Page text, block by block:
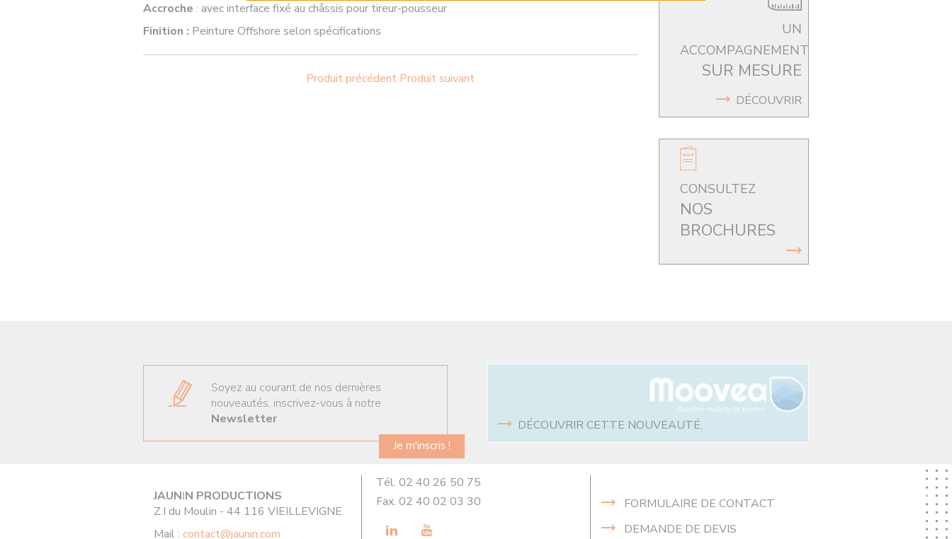
Accroche : avec interface fixé au châssis pour tireur-pousseur
Finition : Peinture Offshore selon spécifications
Produit précédent Produit suivant
UN
ACCOMPAGNEMENT
SUR MESURE
DÉCOUVRIR
CONSULTEZ
NOS
BROCHURES
Soyez au courant de nos dernières
nouveautés, inscrivez-vous à notre
Newsletter
Je m'inscris !
DÉCOUVRIR CETTE NOUVEAUTÉ.
JAUNIN PRODUCTIONS
Z.I du Moulin - 44 116 VIEILLEVIGNE
Mail : contact@jaunin.com
Tél. 02 40 26 50 75
Fax. 02 40 02 03 30
LinkedInYoutube
FORMULAIRE DE CONTACT
DEMANDE DE DEVIS